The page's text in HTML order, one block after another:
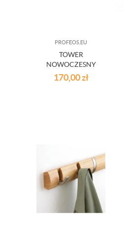
PROFEOS.EU
TOWER
NOWOCZESNY
WIESZAK
ŚCIENNY - 2
170,00zł